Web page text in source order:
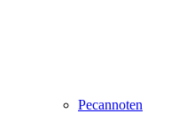
Pecannoten